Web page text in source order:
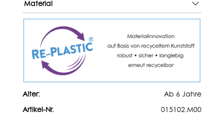
Material
Alter:
Ab 6 Jahre
Artikel-Nr.
015102.M00